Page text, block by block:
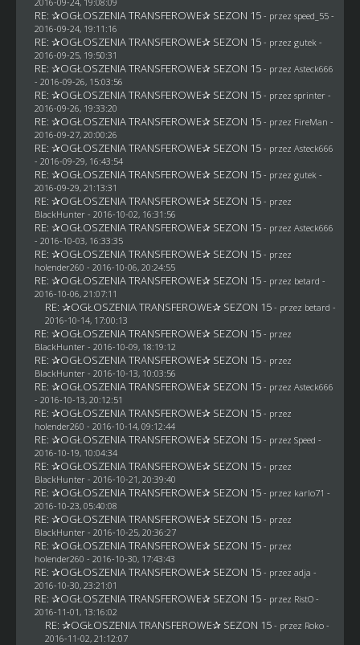
RE: ✰OGŁOSZENIA TRANSFEROWE✰ SEZON 15 - przez speed_55 -
2016-09-24, 19:11:16
RE: ✰OGŁOSZENIA TRANSFEROWE✰ SEZON 15 - przez gutek -
2016-09-25, 19:50:31
RE: ✰OGŁOSZENIA TRANSFEROWE✰ SEZON 15 - przez Asteck666
- 2016-09-26, 15:03:56
RE: ✰OGŁOSZENIA TRANSFEROWE✰ SEZON 15 - przez sprinter -
2016-09-26, 19:33:20
RE: ✰OGŁOSZENIA TRANSFEROWE✰ SEZON 15 - przez FireMan -
2016-09-27, 20:00:26
RE: ✰OGŁOSZENIA TRANSFEROWE✰ SEZON 15 - przez Asteck666
- 2016-09-29, 16:43:54
RE: ✰OGŁOSZENIA TRANSFEROWE✰ SEZON 15 - przez gutek -
2016-09-29, 21:13:31
RE: ✰OGŁOSZENIA TRANSFEROWE✰ SEZON 15 - przez
BlackHunter- 2016-10-02, 16:31:56
RE: ✰OGŁOSZENIA TRANSFEROWE✰ SEZON 15 - przez Asteck666
- 2016-10-03, 16:33:35
RE: ✰OGŁOSZENIA TRANSFEROWE✰ SEZON 15 - przez
holender260 - 2016-10-06, 20:24:55
RE: ✰OGŁOSZENIA TRANSFEROWE✰ SEZON 15 - przez betard -
2016-10-06, 21:07:11
RE: ✰OGŁOSZENIA TRANSFEROWE✰ SEZON 15 - przez betard -
2016-10-14, 17:00:13
RE: ✰OGŁOSZENIA TRANSFEROWE✰ SEZON 15 - przez
BlackHunter- 2016-10-09, 18:19:12
RE: ✰OGŁOSZENIA TRANSFEROWE✰ SEZON 15 - przez
BlackHunter- 2016-10-13, 10:03:56
RE: ✰OGŁOSZENIA TRANSFEROWE✰ SEZON 15 - przez Asteck666
- 2016-10-13, 20:12:51
RE: ✰OGŁOSZENIA TRANSFEROWE✰ SEZON 15 - przez
holender260 - 2016-10-14, 09:12:44
RE: ✰OGŁOSZENIA TRANSFEROWE✰ SEZON 15 - przez Speed -
2016-10-19, 10:04:34
RE: ✰OGŁOSZENIA TRANSFEROWE✰ SEZON 15 - przez
BlackHunter- 2016-10-21, 20:39:40
RE: ✰OGŁOSZENIA TRANSFEROWE✰ SEZON 15 - przez karlo71 -
2016-10-23, 05:40:08
RE: ✰OGŁOSZENIA TRANSFEROWE✰ SEZON 15 - przez
BlackHunter- 2016-10-25, 20:36:27
RE: ✰OGŁOSZENIA TRANSFEROWE✰ SEZON 15 - przez
holender260 - 2016-10-30, 17:43:43
RE: ✰OGŁOSZENIA TRANSFEROWE✰ SEZON 15 - przez adja -
2016-10-30, 23:21:01
RE: ✰OGŁOSZENIA TRANSFEROWE✰ SEZON 15 - przez RistO-
2016-11-01, 13:16:02
RE: ✰OGŁOSZENIA TRANSFEROWE✰ SEZON 15 - przez Roko-
2016-11-02, 21:12:07